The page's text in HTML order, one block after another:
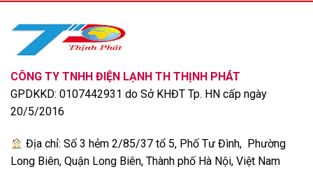
FilmMaker Mode là chế độ giúp người dùng tận hưởng
trọn vẹn nhất mọi chi tiết mà đạo diễn muốn truyền tải,
chuẩn nghệ thuật.
Công nghệ âm thanh
Tổng công suất loa của tivi LG 55C3PSA là 40W, với
nhiều công nghệ âm thanh hiện đại như:
CÔNG TY TNHH ĐIỆN LẠNH TH THỊNH PHÁT
GPDKKD: 0107442931 do Sở KHĐT Tp. HN cấp ngày
20/5/2016
Địa chỉ: Số 3 hẻm 2/85/37 tổ 5, Phố Tư Đình, Phường
Long Biên, Quận Long Biên, Thành phố Hà Nội, Việt Nam